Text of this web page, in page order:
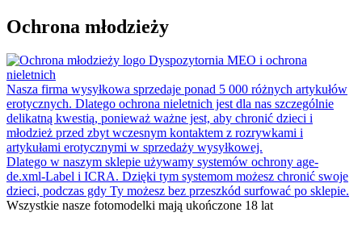
Ochrona młodzieży
Dyspozytornia MEO i ochrona
nieletnich
Nasza firma wysyłkowa sprzedaje ponad 5 000 różnych artykułów
erotycznych. Dlatego ochrona nieletnich jest dla nas szczególnie
delikatną kwestią, ponieważ ważne jest, aby chronić dzieci i
młodzież przed zbyt wczesnym kontaktem z rozrywkami i
artykułami erotycznymi w sprzedaży wysyłkowej.
Dlatego w naszym sklepie używamy systemów ochrony age-
de.xml-Label i ICRA. Dzięki tym systemom możesz chronić swoje
dzieci, podczas gdy Ty możesz bez przeszkód surfować po sklepie.
Wszystkie nasze fotomodelki mają ukończone 18 lat